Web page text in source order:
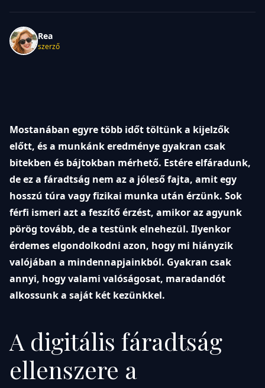
Rea
szerző
Mostanában egyre több időt töltünk a kijelzők
előtt, és a munkánk eredménye gyakran csak
bitekben és bájtokban mérhető. Estére elfáradunk,
de ez a fáradtság nem az a jóleső fajta, amit egy
hosszú túra vagy fizikai munka után érzünk. Sok
férfi ismeri azt a feszítő érzést, amikor az agyunk
pörög tovább, de a testünk elnehezül. Ilyenkor
érdemes elgondolkodni azon, hogy mi hiányzik
valójában a mindennapjainkból. Gyakran csak
annyi, hogy valami valóságosat, maradandót
alkossunk a saját két kezünkkel.
A digitális fáradtság
ellenszere a